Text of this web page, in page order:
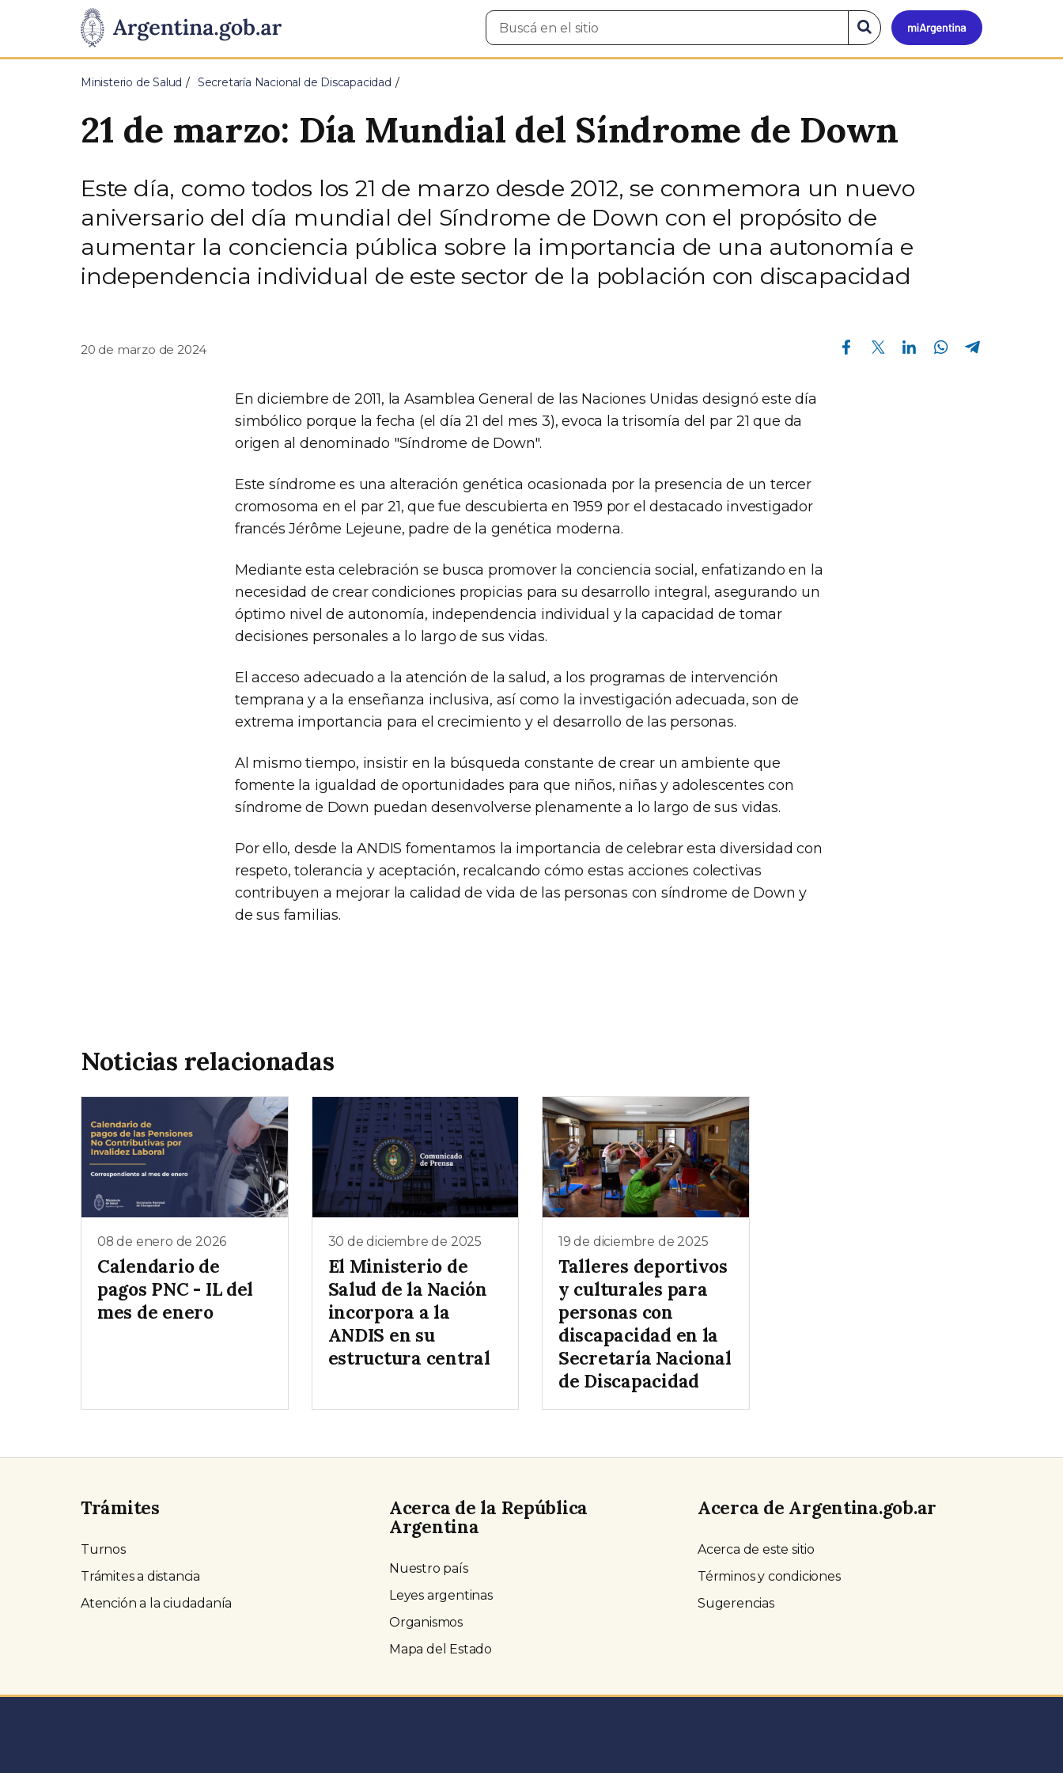
Presidencia
de
Pasar al contenido principal
Mi
Buscar
en
Buscar
en
el
Ministerio de Salud Secretaría Nacional de Discapacidad
21 de marzo: Día Mundial del Síndrome de Down
Este día, como todos los 21 de marzo desde 2012, se conmemora un nuevo
aniversario del día mundial del Síndrome de Down con el propósito de
aumentar la conciencia pública sobre la importancia de una autonomía e
independencia individual de este sector de la población con discapacidad
20 de marzo de 2024
Compartir en Facebook Compartir en Twitter Compartir en Linkedin Compartir en Whatsapp
En diciembre de 2011, la Asamblea General de las Naciones Unidas designó este día
simbólico porque la fecha (el día 21 del mes 3), evoca la trisomía del par 21 que da
origen al denominado "Síndrome de Down".
Este síndrome es una alteración genética ocasionada por la presencia de un tercer
cromosoma en el par 21, que fue descubierta en 1959 por el destacado investigador
francés Jérôme Lejeune, padre de la genética moderna.
Mediante esta celebración se busca promover la conciencia social, enfatizando en la
necesidad de crear condiciones propicias para su desarrollo integral, asegurando un
óptimo nivel de autonomía, independencia individual y la capacidad de tomar
decisiones personales a lo largo de sus vidas.
El acceso adecuado a la atención de la salud, a los programas de intervención
temprana y a la enseñanza inclusiva, así como la investigación adecuada, son de
extrema importancia para el crecimiento y el desarrollo de las personas.
Al mismo tiempo, insistir en la búsqueda constante de crear un ambiente que
fomente la igualdad de oportunidades para que niños, niñas y adolescentes con
síndrome de Down puedan desenvolverse plenamente a lo largo de sus vidas.
Por ello, desde la ANDIS fomentamos la importancia de celebrar esta diversidad con
respeto, tolerancia y aceptación, recalcando cómo estas acciones colectivas
contribuyen a mejorar la calidad de vida de las personas con síndrome de Down y
de sus familias.
Noticias relacionadas
08 de enero de 2026
Calendario de
pagos PNC - IL del
mes de enero
30 de diciembre de 2025
El Ministerio de
Salud de la Nación
incorpora a la
ANDIS en su
estructura central
19 de diciembre de 2025
Talleres deportivos
y culturales para
personas con
discapacidad en la
Secretaría Nacional
de Discapacidad
Trámites
Turnos
Trámites a distancia
Atención a la ciudadanía
Acerca de la República
Argentina
Nuestro país
Leyes argentinas
Organismos
Mapa del Estado
Acerca de Argentina.gob.ar
Acerca de este sitio
Términos y condiciones
Sugerencias